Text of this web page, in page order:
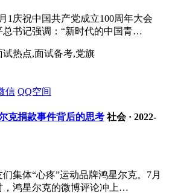
1庆祝中国共产党成立100周年大会
总书记强调：“新时代的中国青…
试热点,面试备考,党旗
信 QQ空间
克捐款事件背后的思考 社会· 2022-
集体“心疼”运动品牌鸿星尔克。7月
，鸿星尔克的微博评论冲上…